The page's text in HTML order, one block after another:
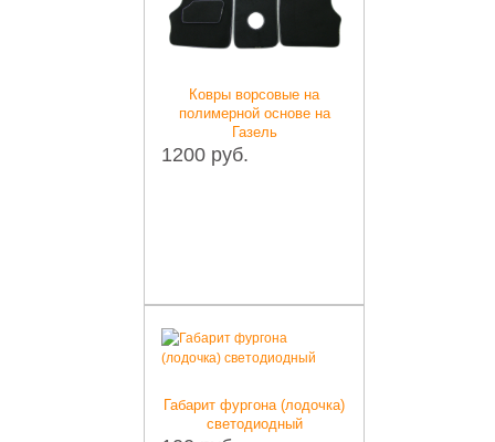
Ковры ворсовые на
полимерной основе на
Газель
1200 руб.
Габарит фургона (лодочка)
светодиодный